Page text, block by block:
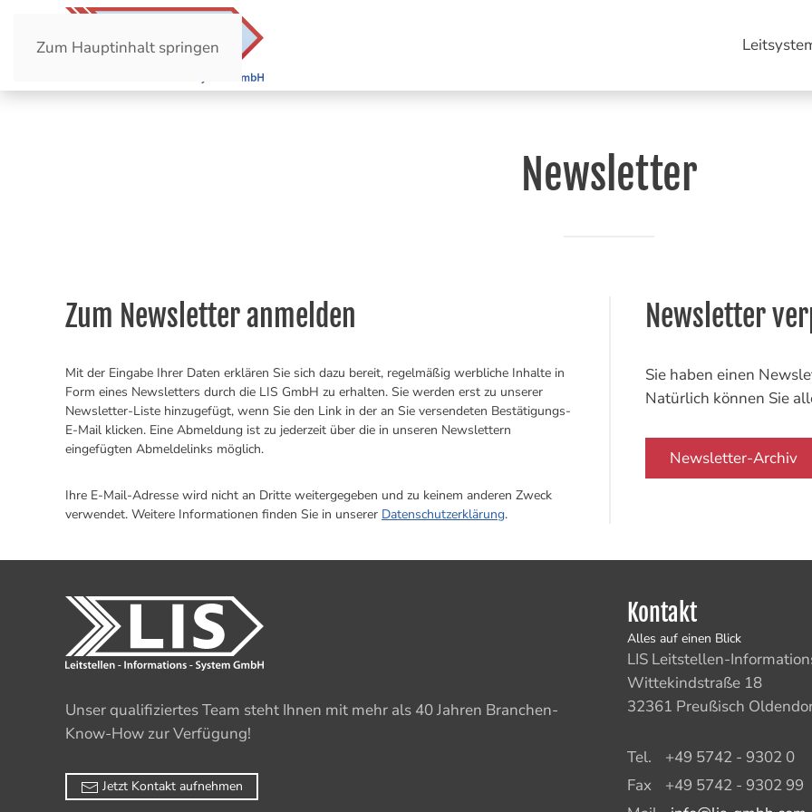
Zum Hauptinhalt springen
Newsletter
Zum Newsletter anmelden
Mit der Eingabe Ihrer Daten erklären Sie sich dazu bereit, regelmäßig werbliche Inhalte in
Form eines Newsletters durch die LIS GmbH zu erhalten. Sie werden erst zu unserer
Newsletter-Liste hinzugefügt, wenn Sie den Link in der an Sie versendeten Bestätigungs-
E-Mail klicken. Eine Abmeldung ist zu jederzeit über die in unseren Newslettern
eingefügten Abmeldelinks möglich.
Ihre E-Mail-Adresse wird nicht an Dritte weitergegeben und zu keinem anderen Zweck
verwendet. Weitere Informationen finden Sie in unserer Datenschutzerklärung.
Newsletter
Sie haben einen
Natürlich können Sie
Newsletter-Archiv
Unser qualifiziertes Team steht Ihnen mit mehr als 40 Jahren Branchen-
Know-How zur Verfügung!
Jetzt Kontakt aufnehmen
Kontakt
Alles auf einen Blick
LIS Leitstellen-
Wittekindstraße 18
32361 Preußisch
Tel.
+49 5742 - 9302 0
Fax
+49 5742 - 9302 99